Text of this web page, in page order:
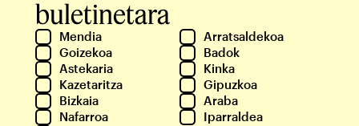
buletinetara
Mendia
Arratsaldekoa
Goizekoa
Badok
Astekaria
Kinka
Kazetaritza
Gipuzkoa
Bizkaia
Araba
Nafarroa
Iparraldea